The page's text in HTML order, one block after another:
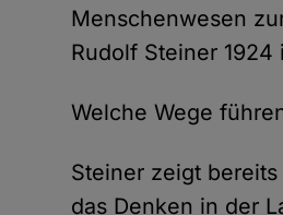
Menschenwesen
Rudolf Steiner
Welche Wege
Steiner zeigt
das Denken in der